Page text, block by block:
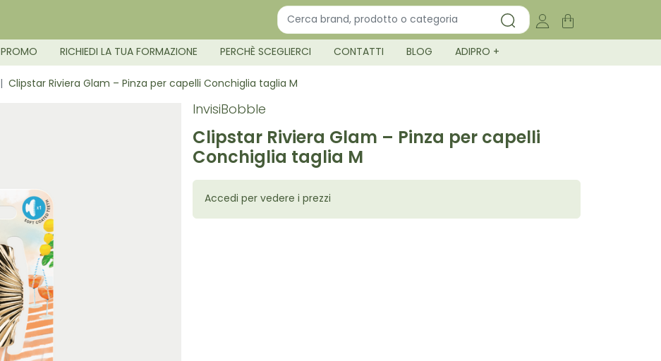
PROMO RICHIEDI LA TUA FORMAZIONE PERCHÈ SCEGLIERCI CONTATTI BLOG ADIPRO +
Clipstar Riviera Glam – Pinza per capelli Conchiglia taglia M
InvisiBobble
Clipstar Riviera Glam – Pinza per capelli
Conchiglia taglia M
Accedi per vedere i prezzi